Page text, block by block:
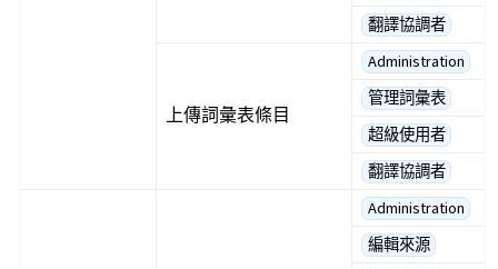
翻譯協調者
上傳詞彙表條目
Administration
管理詞彙表
超級使用者
翻譯協調者
Administration
編輯來源